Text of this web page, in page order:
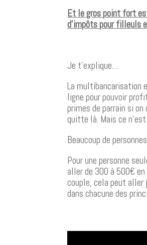
Et le gros point fort
d’impôts pour filleuls
Je t’explique…
La multibancarisation
ligne pour pouvoir
primes de parrain si
quitte là. Mais ce
Beaucoup de
Pour une personne
aller de 300 à 500€
couple, cela peut aller
dans chacune des